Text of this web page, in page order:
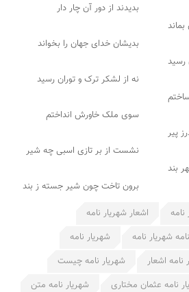
بدیدند از دور آن چار دار
بدیشان خدای جهان را بخواند
نه از لشکر ترک و توران رسید
سوی ملک خاورش انداختم
پیر
نشست از بر تازی اسبی چه شیر
بند
برون تاخت چون شیر جسته ز بند
اشعار شهریار نامه
شهریار نامه
شهریار نامه
نامه اشعار
شهریار نامه چیست
نامه عثمان مختاری
شهریار نامه متن